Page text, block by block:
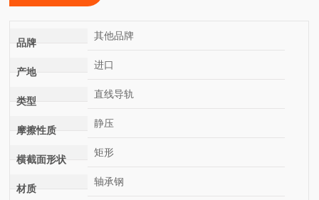
品牌
其他品牌
产地
进口
类型
直线导轨
摩擦性质
静压
横截面形状
矩形
材质
轴承钢